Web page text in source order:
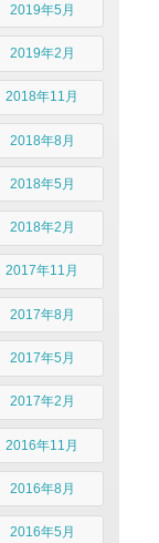
2019年5月
2019年2月
2018年11月
2018年8月
2018年5月
2018年2月
2017年11月
2017年8月
2017年5月
2017年2月
2016年11月
2016年8月
2016年5月